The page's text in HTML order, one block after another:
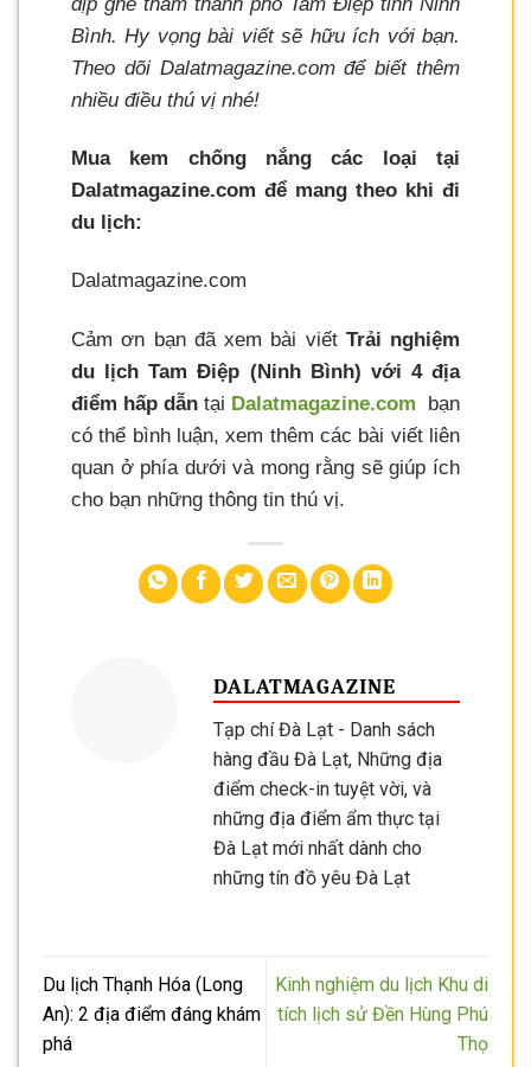
Bình. Hy vọng bài viết sẽ hữu ích với bạn.
Theo dõi Dalatmagazine.com để biết thêm
nhiều điều thú vị nhé!
Mua kem chống nắng các loại tại
Dalatmagazine.com để mang theo khi đi
du lịch:
Dalatmagazine.com
Cảm ơn bạn đã xem bài viết Trải nghiệm
du lịch Tam Điệp (Ninh Bình) với 4 địa
điểm hấp dẫn tại Dalatmagazine.com
bạn
có thể bình luận, xem thêm các bài viết liên
quan ở phía dưới và mong rằng sẽ giúp ích
cho bạn những thông tin thú vị.
DALATMAGAZINE
Tạp chí Đà Lạt - Danh sách
hàng đầu Đà Lạt, Những địa
điểm check-in tuyệt vời, và
những địa điểm ẩm thực tại
Đà Lạt mới nhất dành cho
những tín đồ yêu Đà Lạt
Du lịch Thạnh Hóa (Long
An): 2 địa điểm đáng khám
phá
Kinh nghiệm du lịch Khu di
tích lịch sử Đền Hùng Phú
Thọ